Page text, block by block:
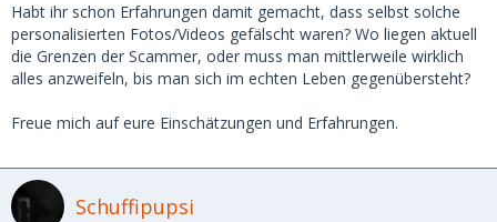
Habt ihr schon Erfahrungen damit gemacht, dass selbst solche
personalisierten Fotos/Videos gefälscht waren? Wo liegen aktuell
die Grenzen der Scammer, oder muss man mittlerweile wirklich
alles anzweifeln, bis man sich im echten Leben gegenübersteht?
Freue mich auf eure Einschätzungen und Erfahrungen.
Schuffipupsi